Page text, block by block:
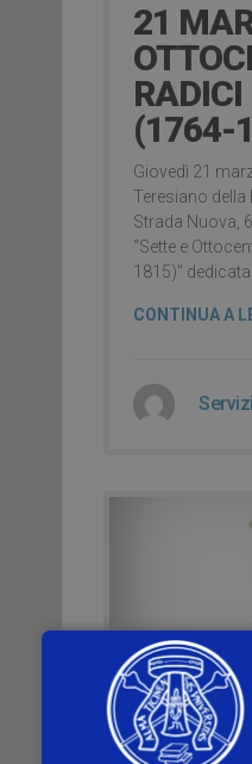
21
(1764-
Giovedì 21
Teresiano
Strada Nuova,
“Sette e
1815)”
CONTINUA A
7 years ago